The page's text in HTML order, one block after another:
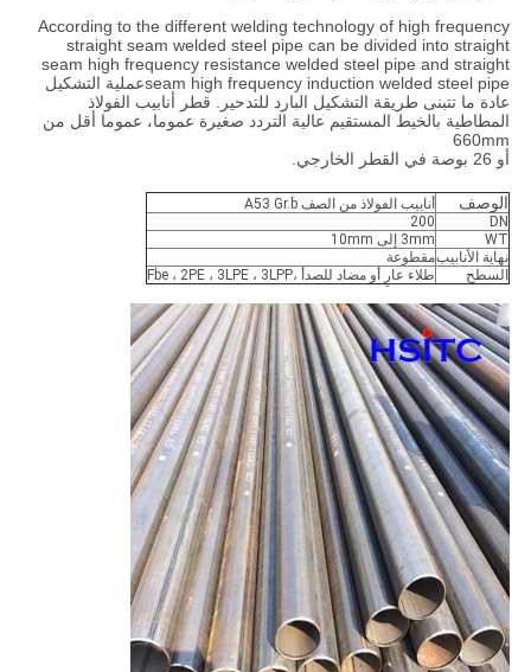
According to the different welding technology of high frequency
straight seam welded steel pipe can be divided into straight
seam high frequency resistance welded steel pipe and straight
seam high frequency induction welded steel pipeعملية التشكيل
عادة ما تتبنى طريقة التشكيل البارد للتدحير. قطر أنابيب الفولاذ
المطاطية بالخيط المستقيم عالية التردد صغيرة عموما، عموما أقل من
660mm
أو 26 بوصة في القطر الخارجي.
الوصف
أنابيب الفولاذ من الصف A53 Gr.b
DN
200
WT
3mm إلى 10mm
نهاية الأنابيبمقطوعة
السطح
طلاء عارٍ أو مضاد للصدأ ،Fbe ، 2PE ، 3LPE ، 3LPP